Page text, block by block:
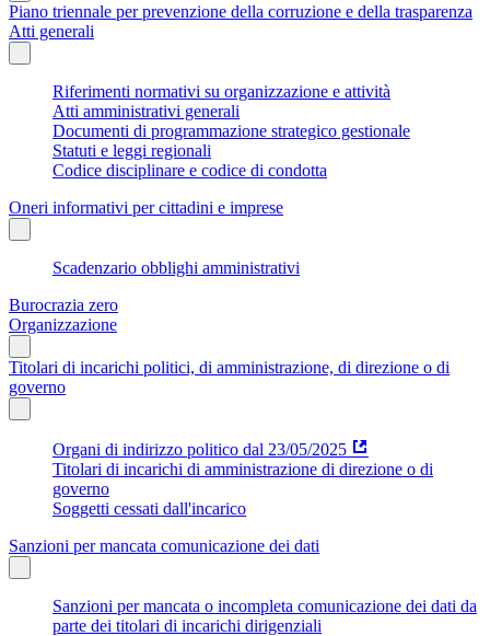
Piano triennale per prevenzione della corruzione e della trasparenza
Atti generali
Riferimenti normativi su organizzazione e attività
Atti amministrativi generali
Documenti di programmazione strategico gestionale
Statuti e leggi regionali
Codice disciplinare e codice di condotta
Oneri informativi per cittadini e imprese
Scadenzario obblighi amministrativi
Burocrazia zero
Organizzazione
Titolari di incarichi politici, di amministrazione, di direzione o di
governo
Organi di indirizzo politico dal 23/05/2025
Titolari di incarichi di amministrazione di direzione o di
governo
Soggetti cessati dall'incarico
Sanzioni per mancata comunicazione dei dati
Sanzioni per mancata o incompleta comunicazione dei dati da
parte dei titolari di incarichi dirigenziali